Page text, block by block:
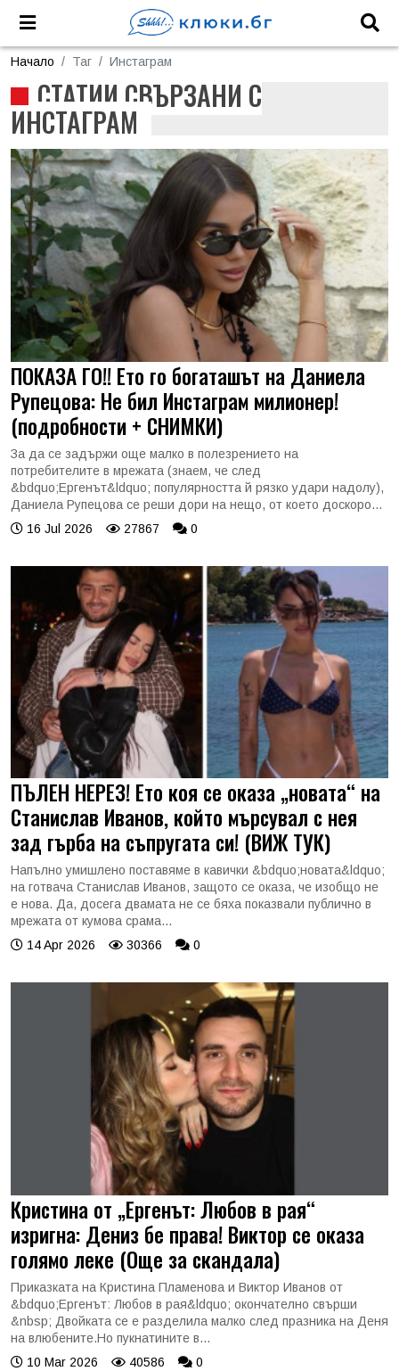
Начало Таг Инстаграм
СТАТИИ СВЪРЗАНИ С
ИНСТАГРАМ
ПОКАЗА ГО!! Ето го богаташът на Даниела
Рупецова: Не бил Инстаграм милионер!
(подробности + СНИМКИ)
За да се задържи още малко в полезрението на
потребителите в мрежата (знаем, че след
&bdquo;Ергенът&ldquo; популярността й рязко удари надолу),
Даниела Рупецова се реши дори на нещо, от което доскоро...
16 Jul 2026
27867 0
ПЪЛЕН НЕРЕЗ! Ето коя се оказа „новата“ на
Станислав Иванов, който мърсувал с нея
зад гърба на съпругата си! (ВИЖ ТУК)
Напълно умишлено поставяме в кавички &bdquo;новата&ldquo;
на готвача Станислав Иванов, защото се оказа, че изобщо не
е нова. Да, досега двамата не се бяха показвали публично в
мрежата от кумова срама...
14 Apr 2026
30366 0
Кристина от „Ергенът: Любов в рая“
изригна: Дениз бе права! Виктор се оказа
голямо леке (Още за скандала)
Приказката на Кристина Пламенова и Виктор Иванов от
&bdquo;Ергенът: Любов в рая&ldquo; окончателно свърши
&nbsp; Двойката се е разделила малко след празника на Деня
на влюбените.Но пукнатините в...
10 Mar 2026
40586 0